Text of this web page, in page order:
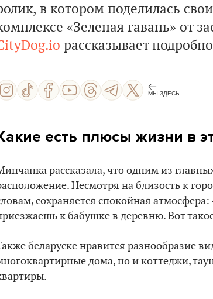
в котором поделилась
«Зеленая гавань» от
рассказывает
МЫ ЗДЕСЬ
есть плюсы жизни в
рассказала, что одним из
Несмотря на близость к
сохраняется спокойная
к бабушке в деревню. Вот
беларуске нравится разнообразие
дома, но и коттеджи,